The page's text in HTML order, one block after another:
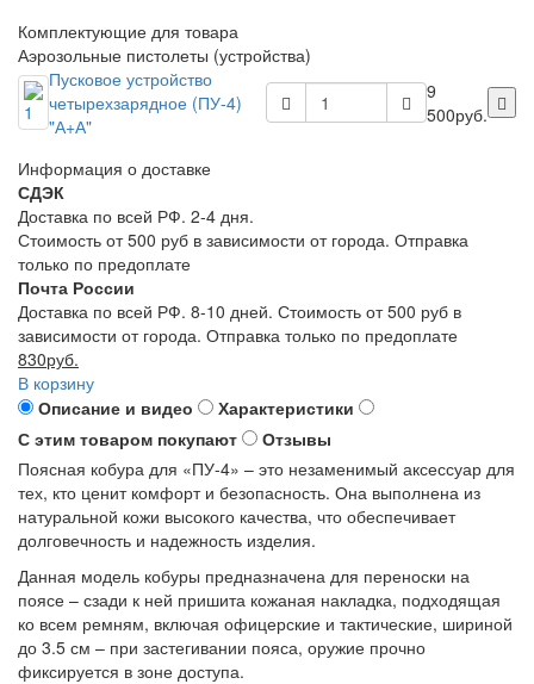
Комплектующие для товара
Аэрозольные пистолеты (устройства)
Пусковое устройство
четырехзарядное (ПУ-4)
"А+А"
9
500руб.
Информация о доставке
СДЭК
Доставка по всей РФ. 2-4 дня.
Стоимость от 500 руб в зависимости от города. Отправка
только по предоплате
Почта России
Доставка по всей РФ. 8-10 дней. Стоимость от 500 руб в
зависимости от города. Отправка только по предоплате
830руб.
В корзину
Описание и видео
Характеристики
С этим товаром покупают
Отзывы
Поясная кобура для «ПУ-4» – это незаменимый аксессуар для
тех, кто ценит комфорт и безопасность. Она выполнена из
натуральной кожи высокого качества, что обеспечивает
долговечность и надежность изделия.
Данная модель кобуры предназначена для переноски на
поясе – сзади к ней пришита кожаная накладка, подходящая
ко всем ремням, включая офицерские и тактические, шириной
до 3.5 см – при застегивании пояса, оружие прочно
фиксируется в зоне доступа.